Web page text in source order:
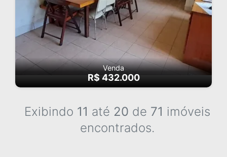
Venda
R$ 432.000
Exibindo 11 até 20 de 71 imóveis
encontrados.